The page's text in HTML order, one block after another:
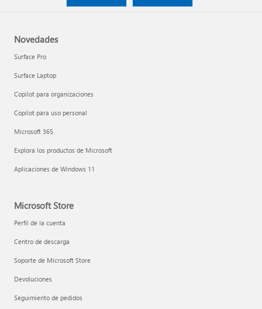
Novedades
Surface Pro
Surface Laptop
Copilot para organizaciones
Copilot para uso personal
Microsoft 365
Explora los productos de Microsoft
Aplicaciones de Windows 11
Microsoft Store
Perfil de la cuenta
Centro de descarga
Soporte de Microsoft Store
Devoluciones
Seguimiento de pedidos